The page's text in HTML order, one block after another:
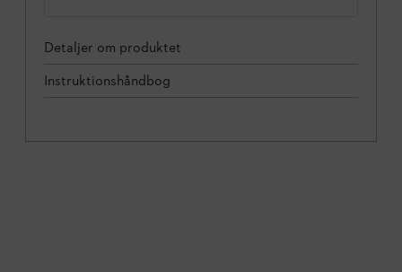
Detaljer om produktet
Instruktionshåndbog